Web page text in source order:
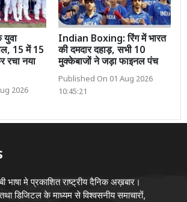
युवा
15 में 15
रचा नया
2026
Indian Boxing: रिंग में भारत
की दमदार दहाड़, सभी 10
मुक्केबाजों ने जड़ा फाइनल पंच
Published On 01 Aug 2026
10:45:21
भाषा मे प्रकाशित राष्ट्रीय दैनिक अख़बार।
डिजिटल के माध्यम से विश्वसनीय समाचारों,